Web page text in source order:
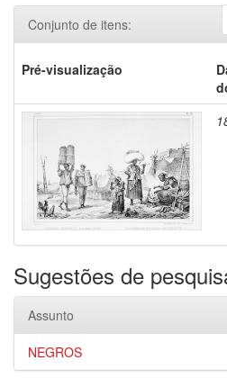
Conjunto de itens:
Pré-visualização
Sugestões de
Assunto
NEGROS